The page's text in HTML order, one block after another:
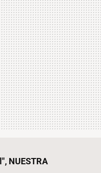
NUESTRA